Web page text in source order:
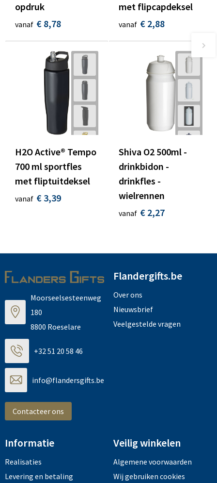
opdruk
vanaf € 8,78
met flipcapdeksel
vanaf € 2,88
H2O Active® Tempo
700 ml sportfles
met fliptuitdeksel
vanaf € 3,39
Shiva O2 500ml -
drinkbidon -
drinkfles -
wielrennen
vanaf € 2,27
Moorseelsesteenweg
180
8800 Roeselare
+32 51 20 58 46
info@flandersgifts.be
Contacteer ons
Flandergifts.be
Over ons
Nieuwsbrief
Veelgestelde vragen
Informatie
Realisaties
Levering en betaling
Veilig winkelen
Algemene voorwaarden
Wij gebruiken cookies